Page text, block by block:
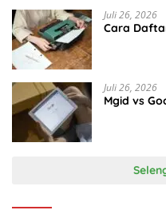
Juli 26, 2026
Cara
Juli 26, 2026
Mgid vs